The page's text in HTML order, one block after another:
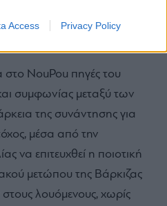
Access Privacy Policy
της
NouPou πηγές του
συμφωνίας μεταξύ των
της συνάντησης για
μέσα από την
να επιτευχθεί η ποιοτική
μετώπου της Βάρκιζας
λουόμενους, χωρίς